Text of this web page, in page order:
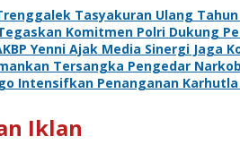
Tasyakuran Ulang
Komitmen Polri Dukung
Yenni Ajak Media Sinergi Jaga
Tersangka Pengedar
Intensifkan Penanganan
Iklan